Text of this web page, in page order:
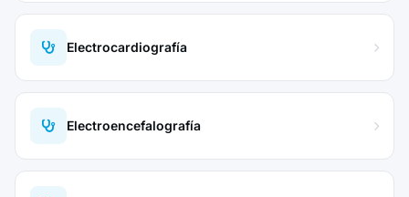
Electrocardiografía
Electroencefalografía